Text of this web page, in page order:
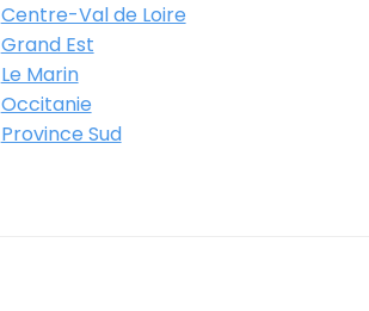
Centre-Val de Loire
Grand Est
Le Marin
Occitanie
Province Sud